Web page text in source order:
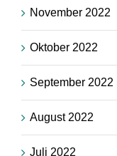
November 2022
Oktober 2022
September 2022
August 2022
Juli 2022